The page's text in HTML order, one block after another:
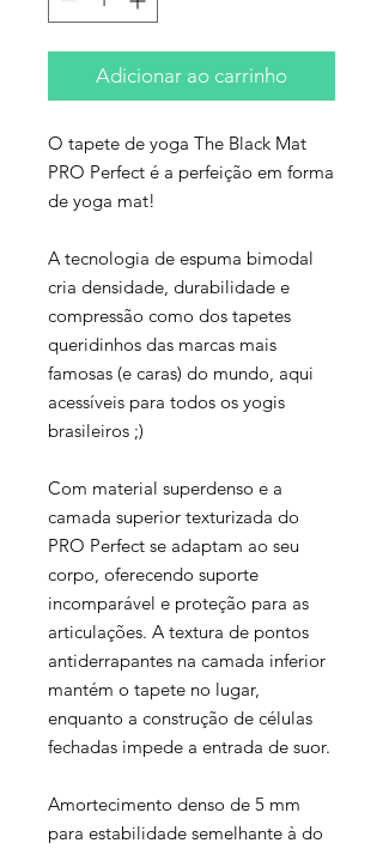
Adicionar ao carrinho
O tapete de yoga The Black Mat
PRO Perfect é a perfeição em forma
de yoga mat!
A tecnologia de espuma bimodal
cria densidade, durabilidade e
compressão como dos tapetes
queridinhos das marcas mais
famosas (e caras) do mundo, aqui
acessíveis para todos os yogis
brasileiros ;)
Com material superdenso e a
camada superior texturizada do
PRO Perfect se adaptam ao seu
corpo, oferecendo suporte
incomparável e proteção para as
articulações. A textura de pontos
antiderrapantes na camada inferior
mantém o tapete no lugar,
enquanto a construção de células
fechadas impede a entrada de suor.
Amortecimento denso de 5 mm
para estabilidade semelhante à do